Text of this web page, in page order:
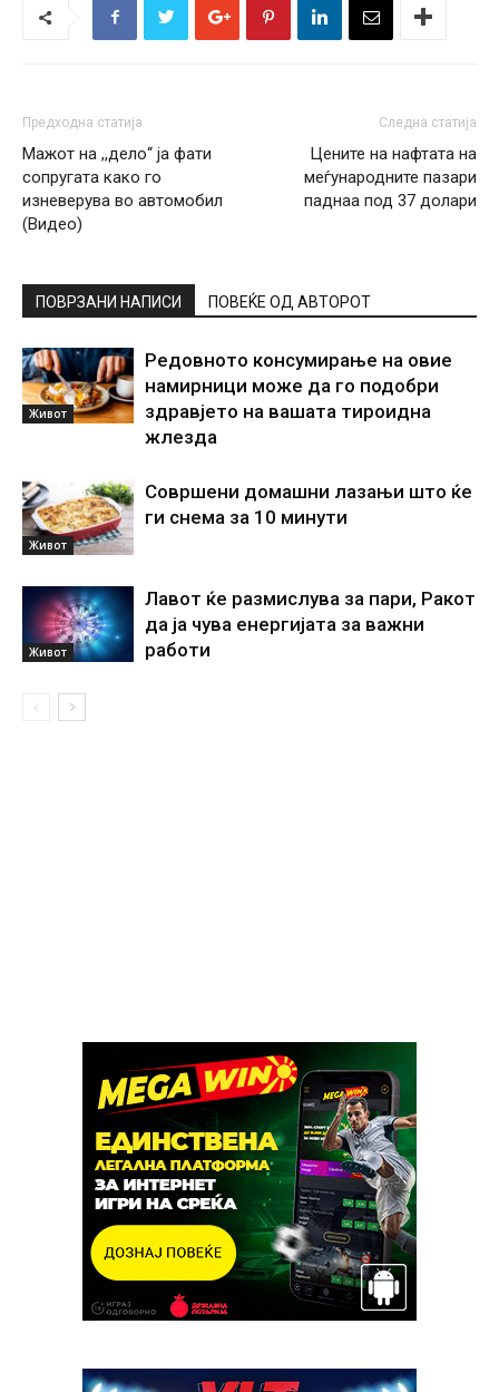
Предходна статија
Mажот на ,,дело‘‘ ја фати
сопругата како го
изневерува во автомобил
(Видео)
Следна статија
Цените на нафтата на
меѓународните пазари
паднаа под 37 долари
ПОВРЗАНИ НАПИСИ ПОВЕЌЕ ОД АВТОРОТ
Живот
Редовното консумирање на овие
намирници може да го подобри
здравјето на вашата тироидна
жлезда
Живот
Совршени домашни лазањи што ќе
ги снема за 10 минути
Живот
Лавот ќе размислува за пари, Ракот
да ја чува енергијата за важни
работи